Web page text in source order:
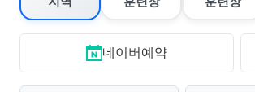
네이버예약